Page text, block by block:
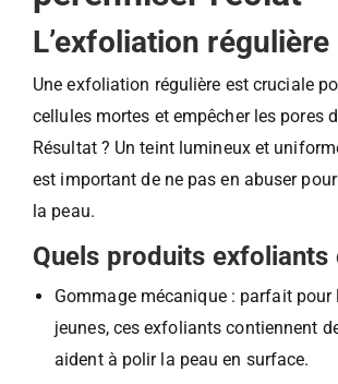
L’exfoliation régulière
Une exfoliation régulière est cruciale
cellules mortes et empêcher les pores
Résultat ? Un teint lumineux et
est important de ne pas en abuser pour
la peau.
Quels produits exfoliants
Gommage mécanique : parfait pour
jeunes, ces exfoliants contiennent
aident à polir la peau en surface.